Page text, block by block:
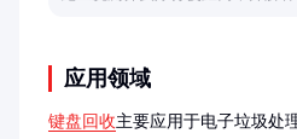
应用领域
键盘回收主要应用于电子垃圾处